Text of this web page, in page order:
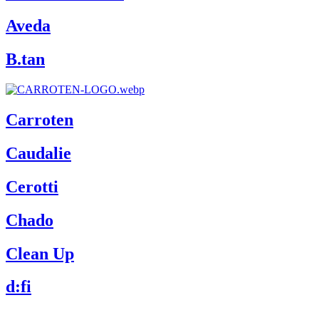
Aveda
B.tan
Carroten
Caudalie
Cerotti
Chado
Clean Up
d:fi